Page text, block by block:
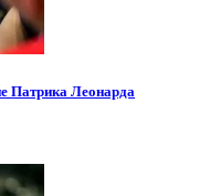
Патрика Леонарда